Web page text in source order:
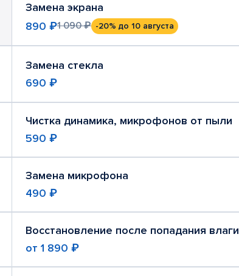
Замена экрана
890 ₽1 090 ₽ -20% до 10 августа
Замена стекла
690 ₽
Чистка динамика, микрофонов от пыли
590 ₽
Замена микрофона
490 ₽
Восстановление после попадания влаги
от 1 890 ₽